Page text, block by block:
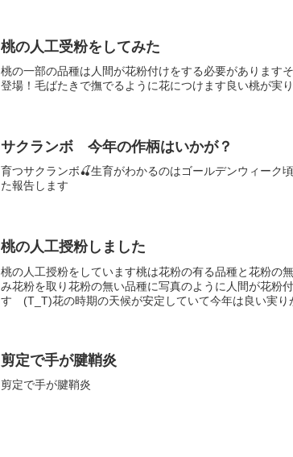
桃の人工受粉をしてみた
桃の一部の品種は人間が花粉付けをする必要があります
登場！毛ばたきで撫でるように花につけます良い桃が実
サクランボ 今年の作柄はいかが？
育つサクランボ🍒生育がわかるのはゴールデンウィーク
た報告します
桃の人工授粉しました
桃の人工授粉をしています桃は花粉の有る品種と花粉の
み花粉を取り花粉の無い品種に写真のように人間が花粉
す (T_T)花の時期の天候が安定していて今年は良い実り
剪定で手が腱鞘炎
剪定で手が腱鞘炎